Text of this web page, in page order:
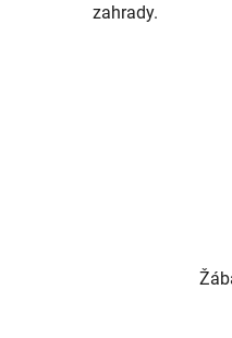
zahrady.